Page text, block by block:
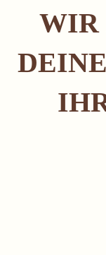
WIR